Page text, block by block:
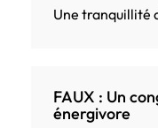
Une tranquillité
FAUX : Un
énergivore